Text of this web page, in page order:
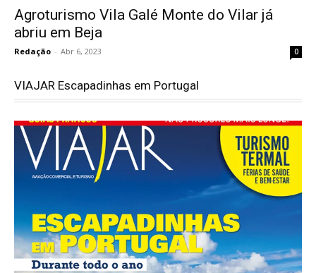
Agroturismo Vila Galé Monte do Vilar já
abriu em Beja
Redação - Abr 6, 2023 0
VIAJAR Escapadinhas em Portugal